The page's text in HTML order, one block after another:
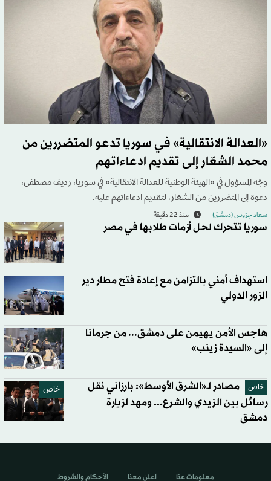
«العدالة الانتقالية» في سوريا تدعو المتضررين من
محمد الشعّار إلى تقديم ادعاءاتهم
وجّه المسؤول في «الهيئة الوطنية للعدالة الانتقالية» في سوريا، رديف مصطفى،
دعوة إلى المتضررين من الشعّار، لتقديم ادعاءاتهم عليه.
سعاد جرَوس (دمشق) منذ 22 دقيقة
سوريا تتحرك لحل أزمات طلابها في مصر
استهداف أمني بالتزامن مع إعادة فتح مطار دير
الزور الدولي
هاجس الأمن يهيمن على دمشق... من جرمانا
إلى «السيدة زينب»
خاص خاص
مصادر لـ«الشرق الأوسط»: بارزاني نقل
رسائل بين الزيدي والشرع... ومهد لزيارة
دمشق
معلومات عنا اعلن معنا الأحكام والشروط